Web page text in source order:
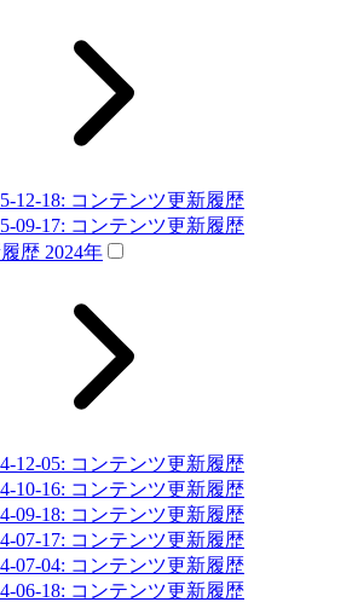
12-18: コンテンツ更新履歴
09-17: コンテンツ更新履歴
歴 2024年
12-05: コンテンツ更新履歴
10-16: コンテンツ更新履歴
09-18: コンテンツ更新履歴
07-17: コンテンツ更新履歴
07-04: コンテンツ更新履歴
06-18: コンテンツ更新履歴